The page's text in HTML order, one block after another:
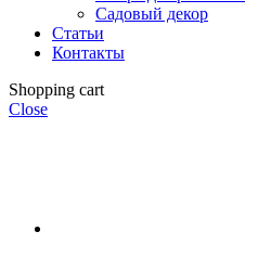
Садовый декор
Статьи
Контакты
Shopping cart
Close